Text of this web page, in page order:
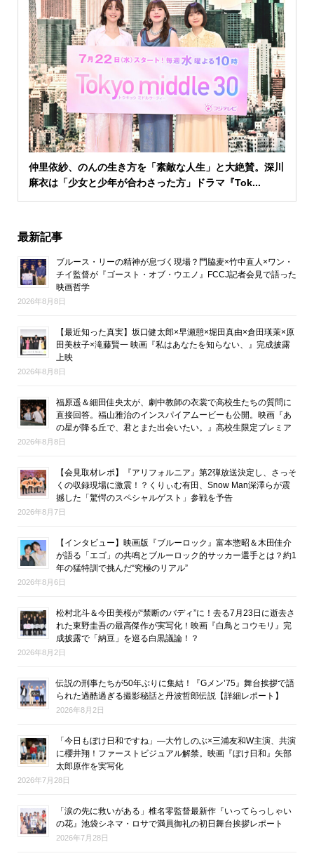
仲里依紗、のんの生き方を「素敵な人生」と大絶賛。深川
麻衣は「少女と少年が合わさった方」ドラマ『Tok...
最新記事
ブルース・リーの精神が息づく現場？門脇麦×竹中直人×ワン・
チイ監督が『ゴースト・オブ・ウエノ』FCCJ記者会見で語った
映画哲学
2026年8月8日
【最近知った真実】坂口健太郎×早瀬憩×堀田真由×倉田瑛茉×原
田美枝子×滝藤賢一 映画『私はあなたを知らない、』完成披露
上映
2026年8月8日
福原遥＆細田佳央太が、劇中教師の衣裳で高校生たちの質問に
直接回答。福山雅治のインスパイアムービーも公開。映画『あ
の星が降る丘で、君とまた出会いたい。』高校生限定プレミア
2026年8月8日
【会見取材レポ】『アリフォルニア』第2弾放送決定し、さっそ
くの収録現場に激震！？くりぃむ有田、Snow Man深澤らが震
撼した「驚愕のスペシャルゲスト」参戦を予告
2026年8月7日
【インタビュー】映画版『ブルーロック』富本惣昭＆木田佳介
が語る「エゴ」の共鳴とブルーロック的サッカー選手とは？約1
年の猛特訓で挑んだ“究極のリアル”
2026年8月6日
松村北斗＆今田美桜が“禁断のバディ”に！去る7月23日に逝去さ
れた東野圭吾の最高傑作が実写化！映画『白鳥とコウモリ』完
成披露で「納豆」を巡る白黒議論！？
2026年8月2日
伝説の刑事たちが50年ぶりに集結！『Gメン’75』舞台挨拶で語
られた過酷過ぎる撮影秘話と丹波哲郎伝説【詳細レポート】
2026年8月2日
「今日もぼけ日和ですね」―大竹しのぶ×三浦友和W主演、共演
に櫻井翔！ファーストビジュアル解禁。映画『ぼけ日和』矢部
太郎原作を実写化
2026年7月28日
「涙の先に救いがある」椎名零監督最新作『いってらっしゃい
の花』池袋シネマ・ロサで満員御礼の初日舞台挨拶レポート
2026年7月28日